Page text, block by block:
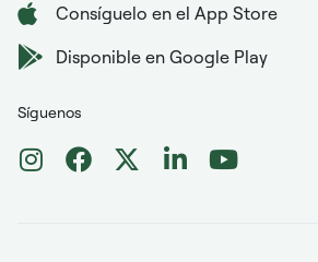
Consíguelo en el App Store
Disponible en Google Play
Síguenos